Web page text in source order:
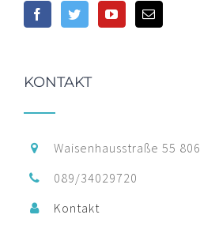
KONTAKT
Waisenhausstraße 55
089/34029720
Kontakt